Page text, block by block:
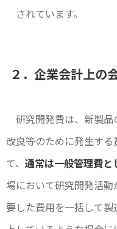
されています。
２．企業会計上の
研究開発費は、新製品
改良等のために発生す
て、 通常は一般管理費と
場において研究開発活
要した費用を一括して